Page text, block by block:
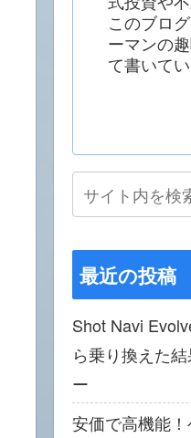
このブロ
ーマンの
て書いてい
最近の投稿
Shot Navi
ら乗り換えた
ー
安価で高機能